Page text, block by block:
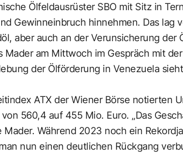
Ölfeldausrüster SBO mit Sitz in
Gewinneinbruch hinnehmen. Das lag
aber auch an der Verunsicherung der
Mader am Mittwoch im Gespräch mit
der Ölförderung in Venezuela
ATX der Wiener Börse notierten
560,4 auf 455 Mio. Euro. „Das
Mader. Während 2023 noch ein
nun einen deutlichen Rückgang